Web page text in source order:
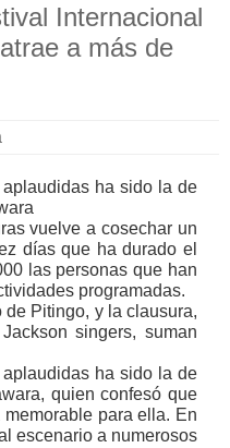
Internacional
a más de
ha sido la de
vuelve a cosechar un
días que ha durado el
las personas que han
programadas.
de Pitingo, y la clausura,
singers, suman
ha sido la de
quien confesó que
para ella. En
escenario a numerosos